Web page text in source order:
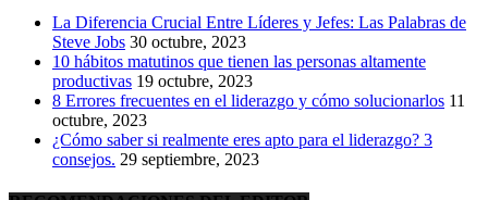
La Diferencia Crucial Entre Líderes y Jefes: Las Palabras de
Steve Jobs 30 octubre, 2023
10 hábitos matutinos que tienen las personas altamente
productivas 19 octubre, 2023
8 Errores frecuentes en el liderazgo y cómo solucionarlos 11
octubre, 2023
¿Cómo saber si realmente eres apto para el liderazgo? 3
consejos. 29 septiembre, 2023